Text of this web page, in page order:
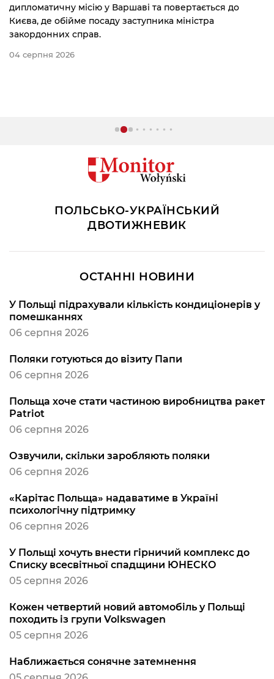
дипломатичну місію у Варшаві та повертається до
Києва, де обійме посаду заступника міністра
закордонних справ.
04 серпня 2026
ПОЛЬСЬКО-УКРАЇНСЬКИЙ
ДВОТИЖНЕВИК
ОСТАННІ НОВИНИ
У Польщі підрахували кількість кондиціонерів у
помешканнях
06 серпня 2026
Поляки готуються до візиту Папи
06 серпня 2026
Польща хоче стати частиною виробництва ракет
Patriot
06 серпня 2026
Озвучили, скільки заробляють поляки
06 серпня 2026
«Карітас Польща» надаватиме в Україні
психологічну підтримку
06 серпня 2026
У Польщі хочуть внести гірничий комплекс до
Списку всесвітньої спадщини ЮНЕСКО
05 серпня 2026
Кожен четвертий новий автомобіль у Польщі
походить із групи Volkswagen
05 серпня 2026
Наближається сонячне затемнення